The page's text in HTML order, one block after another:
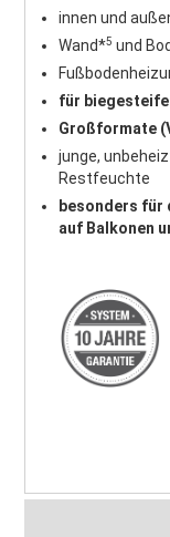
innen und
Wand*5 und
für
Großformate
junge,
Restfeuchte
besonders für
auf Balkonen